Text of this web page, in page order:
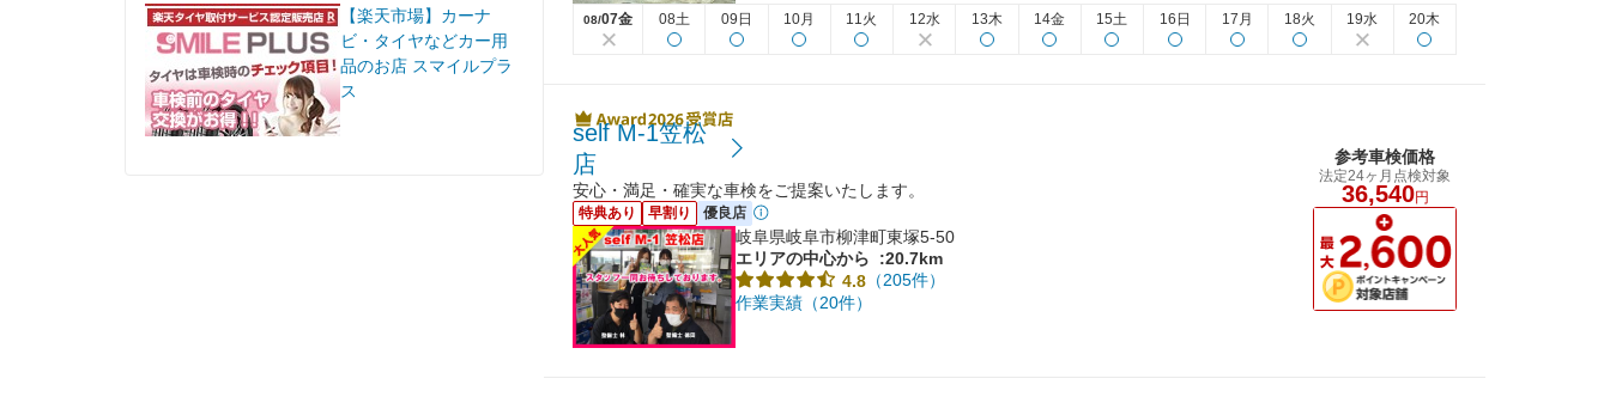
【楽天市場】カーナ
ビ・タイヤなどカー用
品のお店 スマイルプラ
ス
08/07金 08土 09日 10月 11火 12水 13木 14金 15土 16日 17月 18火 19水 20木
self M-1笠松
店
安心・満足・確実な車検をご提案いたします。
特典あり 早割り 優良店
岐阜県岐阜市柳津町東塚5-50
エリアの中心から
:20.7km
4.8 （205件）
作業実績（20件）
参考車検価格
法定24ヶ月点検対象
36,540円